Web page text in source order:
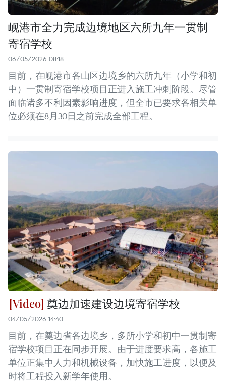
岘港市全力完成边境地区六所九年一贯制
寄宿学校
06/05/2026 08:18
目前，在岘港市各山区边境乡的六所九年（小学和初
中）一贯制寄宿学校项目正进入施工冲刺阶段。尽管
面临诸多不利因素影响进度，但全市已要求各相关单
位必须在8月30日之前完成全部工程。
奠边加速建设边境寄宿学校
04/05/2026 14:40
目前，在奠边省各边境乡，多所小学和初中一贯制寄
宿学校项目正在同步开展。由于进度要求高，各施工
单位正集中人力和机械设备，加快施工进度，以便及
时将工程投入新学年使用。